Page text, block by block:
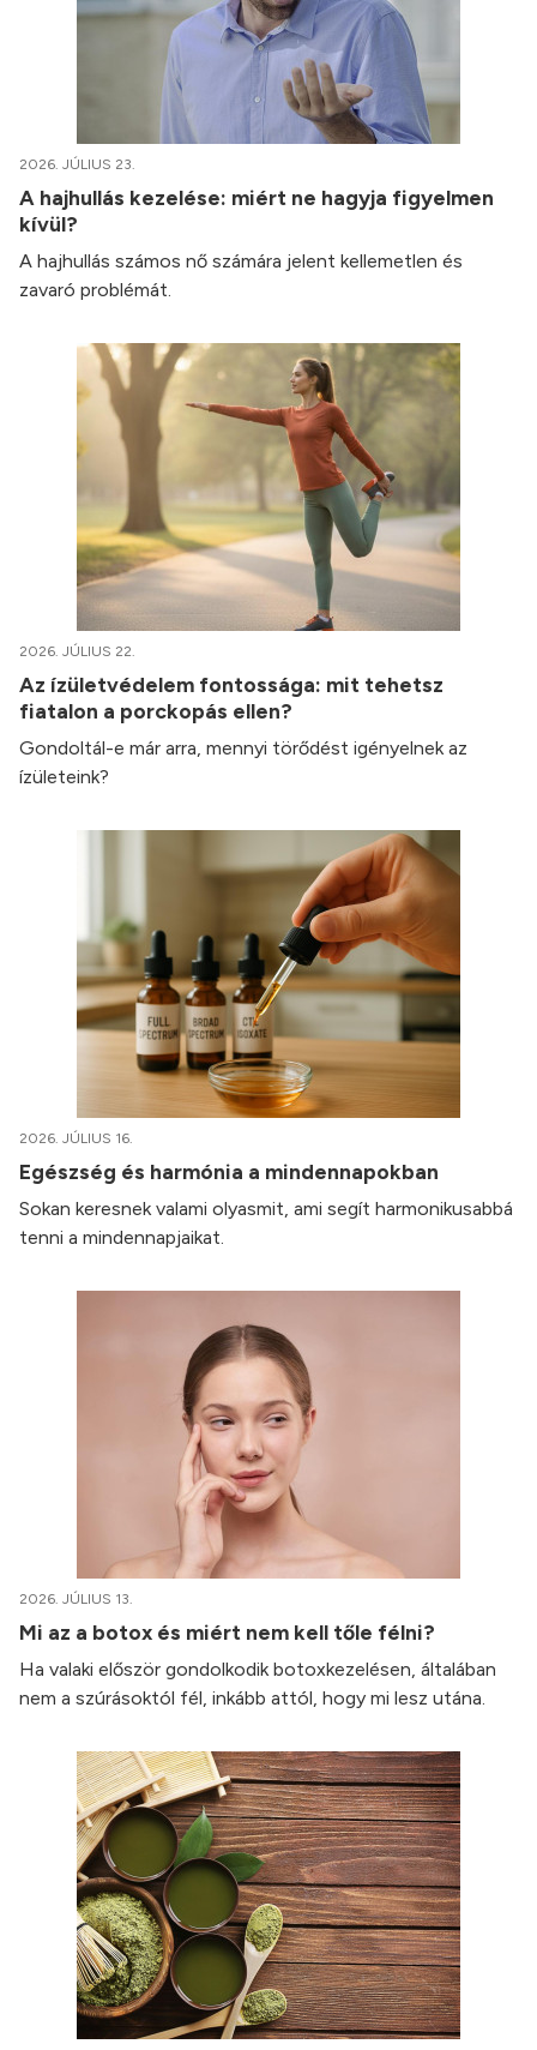
2026. JÚLIUS 23.
A hajhullás kezelése: miért ne hagyja figyelmen
kívül?
A hajhullás számos nő számára jelent kellemetlen és
zavaró problémát.
2026. JÚLIUS 22.
Az ízületvédelem fontossága: mit tehetsz
fiatalon a porckopás ellen?
Gondoltál-e már arra, mennyi törődést igényelnek az
ízületeink?
2026. JÚLIUS 16.
Egészség és harmónia a mindennapokban
Sokan keresnek valami olyasmit, ami segít harmonikusabbá
tenni a mindennapjaikat.
2026. JÚLIUS 13.
Mi az a botox és miért nem kell tőle félni?
Ha valaki először gondolkodik botoxkezelésen, általában
nem a szúrásoktól fél, inkább attól, hogy mi lesz utána.